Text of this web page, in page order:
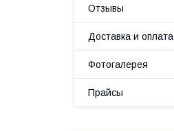
Отзывы
Доставка и оплата
Фотогалерея
Прайсы